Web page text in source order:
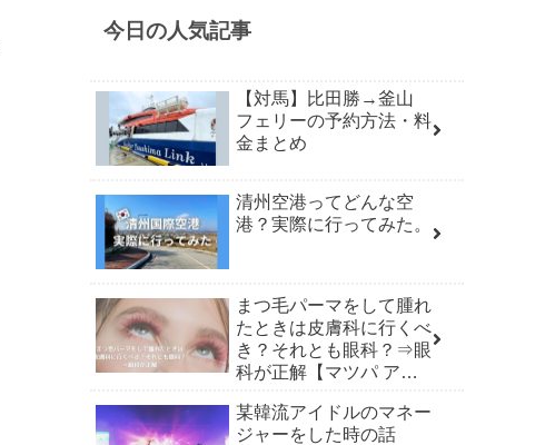
今日の人気記事
【対馬】比田勝→釜山
フェリーの予約方法・料
金まとめ
清州空港ってどんな空
港？実際に行ってみた。
まつ毛パーマをして腫れ
たときは皮膚科に行くべ
き？それとも眼科？⇒眼
科が正解【マツパ アレ
某韓流アイドルのマネー
ジャーをした時の話